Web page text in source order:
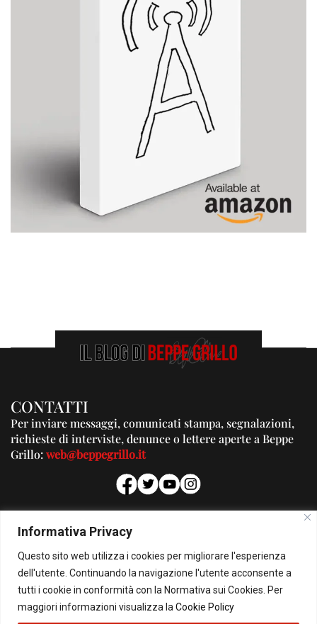
Informativa Privacy
Questo sito web utilizza i cookies per migliorare l'esperienza
dell'utente. Continuando la navigazione l'utente acconsente a
tutti i cookie in conformità con la Normativa sui Cookies. Per
maggiori informazioni visualizza la Cookie Policy
CONTATTI
Per inviare messaggi, comunicati stampa, segnalazioni,
richieste di interviste, denunce o lettere aperte a Beppe
Grillo:web@beppegrillo.it
PUBBLICITA'
Per la tua pubblicità su questo Blog:
pubblicita@beppegrillo.it